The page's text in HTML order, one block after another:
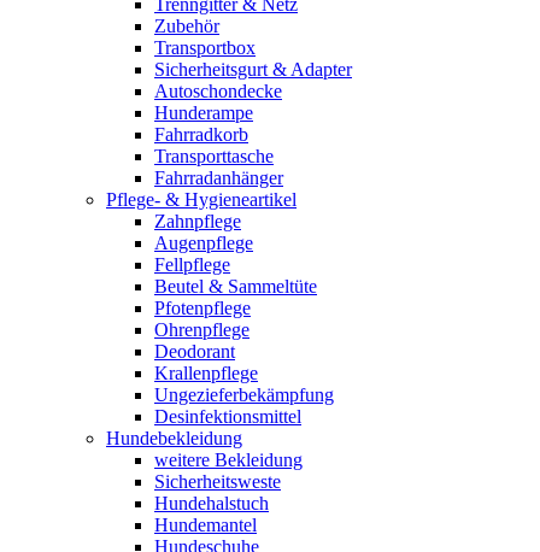
Trenngitter & Netz
Zubehör
Transportbox
Sicherheitsgurt & Adapter
Autoschondecke
Hunderampe
Fahrradkorb
Transporttasche
Fahrradanhänger
Pflege- & Hygieneartikel
Zahnpflege
Augenpflege
Fellpflege
Beutel & Sammeltüte
Pfotenpflege
Ohrenpflege
Deodorant
Krallenpflege
Ungezieferbekämpfung
Desinfektionsmittel
Hundebekleidung
weitere Bekleidung
Sicherheitsweste
Hundehalstuch
Hundemantel
Hundeschuhe